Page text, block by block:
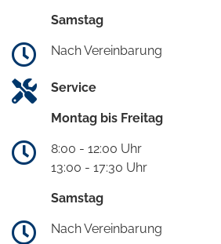
Samstag
Nach Vereinbarung
Service
Montag bis Freitag
8:00 - 12:00 Uhr
13:00 - 17:30 Uhr
Samstag
Nach Vereinbarung